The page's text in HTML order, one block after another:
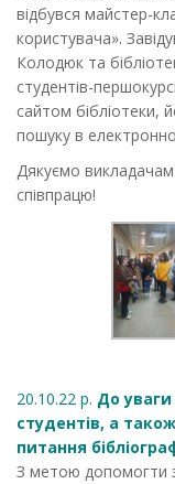
відбувся майстер-
користувача».
Колодюк та
студентів-
сайтом бібліотеки,
пошуку в
Дякуємо викладачам
співпрацю!
20.10.22 р. До уваги
студентів, а
питання
З метою допомогти